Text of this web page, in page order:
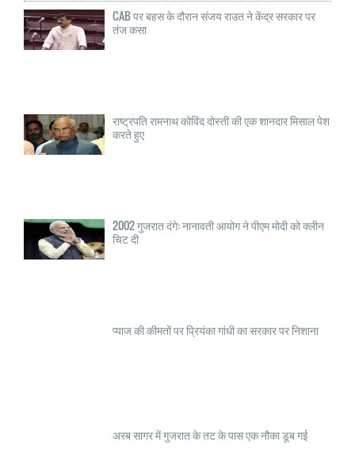
CAB पर बहस के दौरान संजय राउत ने केंद्र सरकार पर
तंज कसा
राष्ट्रपति रामनाथ कोविंद दोस्ती की एक शानदार मिसाल पेश
करते हुए
2002 गुजरात दंगे: नानावती आयोग ने पीएम मोदी को क्लीन
चिट दी
प्याज की कीमतों पर प्रियंका गांधी का सरकार पर निशाना
अरब सागर में गुजरात के तट के पास एक नौका डूब गई